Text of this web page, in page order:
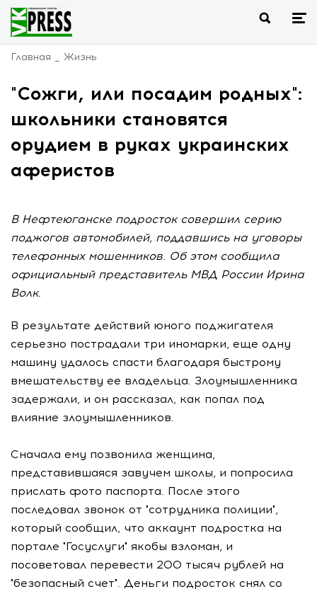
Главная Жизнь
"Сожги, или посадим родных":
школьники становятся
орудием в руках украинских
аферистов
В Нефтеюганске подросток совершил серию
поджогов автомобилей, поддавшись на уговоры
телефонных мошенников. Об этом сообщила
официальный представитель МВД России Ирина
Волк.
В результате действий юного поджигателя
серьезно пострадали три иномарки, еще одну
машину удалось спасти благодаря быстрому
вмешательству ее владельца. Злоумышленника
задержали, и он рассказал, как попал под
влияние злоумышленников.
Сначала ему позвонила женщина,
представившаяся завучем школы, и попросила
прислать фото паспорта. После этого
последовал звонок от "сотрудника полиции",
который сообщил, что аккаунт подростка на
портале "Госуслуги" якобы взломан, и
посоветовал перевести 200 тысяч рублей на
"безопасный счет". Деньги подросток снял со